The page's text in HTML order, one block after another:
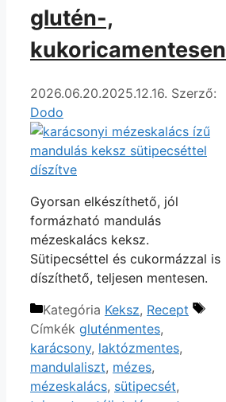
glutén-,
kukoricamentesen
2026.06.20.2025.12.16. Szerző:
Dodo
Gyorsan elkészíthető, jól
formázható mandulás
mézeskalács keksz.
Sütipecséttel és cukormázzal is
díszíthető, teljesen mentesen.
Kategória Keksz, Recept
Címkék gluténmentes,
karácsony, laktózmentes,
mandulaliszt, mézes,
mézeskalács, sütipecsét,